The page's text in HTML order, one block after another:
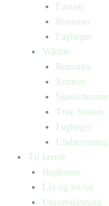
Fantasy
Romaner
Fagbøger
Voksne
Romance
Krimier
Skønlitteratur
True Stories
Fagbøger
Undervisning
Til lærere
Bogkasser
Lix og let-tal
Universlæsning